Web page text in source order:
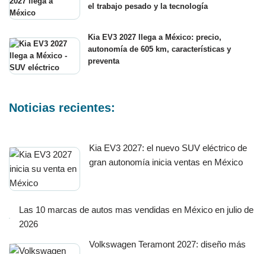
el trabajo pesado y la tecnología
Kia EV3 2027 llega a México: precio,
autonomía de 605 km, características y
preventa
Noticias recientes:
Kia EV3 2027: el nuevo SUV eléctrico de
gran autonomía inicia ventas en México
Las 10 marcas de autos mas vendidas en México en julio de
2026
Volkswagen Teramont 2027: diseño más